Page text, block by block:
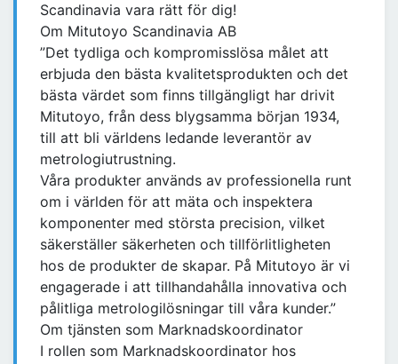
Scandinavia vara rätt för dig!
Om Mitutoyo Scandinavia AB
”Det tydliga och kompromisslösa målet att
erbjuda den bästa kvalitetsprodukten och det
bästa värdet som finns tillgängligt har drivit
Mitutoyo, från dess blygsamma början 1934,
till att bli världens ledande leverantör av
metrologiutrustning.
Våra produkter används av professionella runt
om i världen för att mäta och inspektera
komponenter med största precision, vilket
säkerställer säkerheten och tillförlitligheten
hos de produkter de skapar. På Mitutoyo är vi
engagerade i att tillhandahålla innovativa och
pålitliga metrologilösningar till våra kunder.”
Om tjänsten som Marknadskoordinator
I rollen som Marknadskoordinator hos